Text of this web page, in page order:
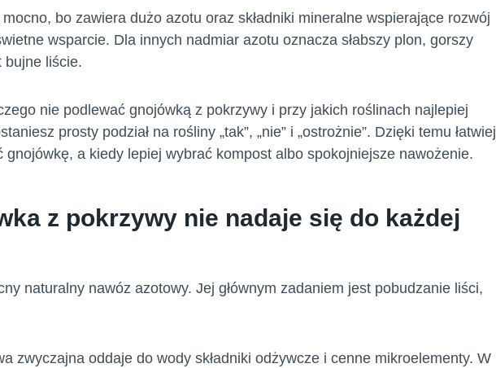
bo zawiera dużo azotu oraz składniki mineralne wspierające rozwój
wsparcie. Dla innych nadmiar azotu oznacza słabszy plon, gorszy
bujne liście.
nie podlewać gnojówką z pokrzywy i przy jakich roślinach najlepiej
prosty podział na rośliny „tak”, „nie” i „ostrożnie”. Dzięki temu łatwiej
a kiedy lepiej wybrać kompost albo spokojniejsze nawożenie.
z pokrzywy nie nadaje się do każdej
naturalny nawóz azotowy. Jej głównym zadaniem jest pobudzanie liści,
zwyczajna oddaje do wody składniki odżywcze i cenne mikroelementy. W